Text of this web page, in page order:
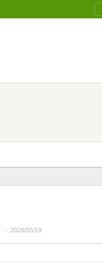
2026/05/19